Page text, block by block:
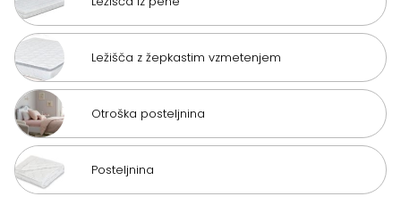
Ležišča z žepkastim vzmetenjem
Otroška posteljnina
Posteljnina